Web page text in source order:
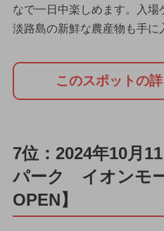
なで一日中楽しめます。入場
淡路島の新鮮な農産物も手に
このスポットの
7位：2024年10月
パーク イオンモ
OPEN】